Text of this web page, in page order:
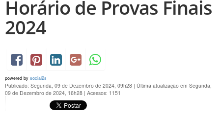
Horário de Provas Finais
2024
powered by social2s
Publicado: Segunda, 09 de Dezembro de 2024, 09h28 | Última atualização em Segunda,
09 de Dezembro de 2024, 16h28 | Acessos: 1151